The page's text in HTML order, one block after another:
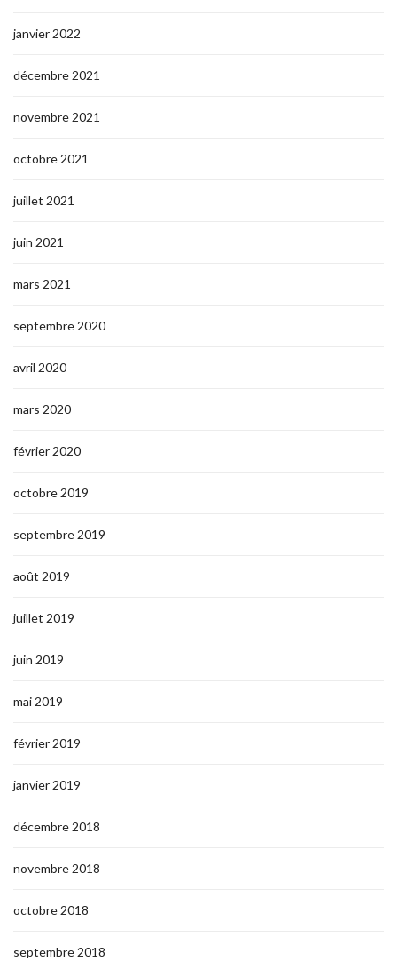
janvier 2022
décembre 2021
novembre 2021
octobre 2021
juillet 2021
juin 2021
mars 2021
septembre 2020
avril 2020
mars 2020
février 2020
octobre 2019
septembre 2019
août 2019
juillet 2019
juin 2019
mai 2019
février 2019
janvier 2019
décembre 2018
novembre 2018
octobre 2018
septembre 2018